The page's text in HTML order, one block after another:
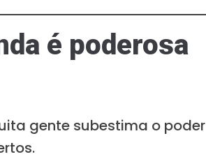
é poderosa
gente subestima o poder